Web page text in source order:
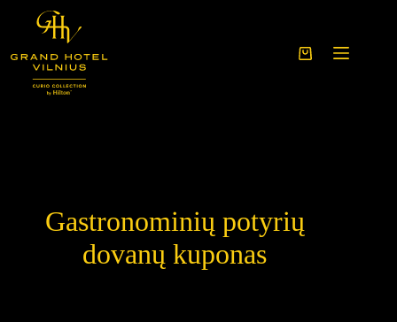
Shopping
Gastronominių potyrių
dovanų kuponas